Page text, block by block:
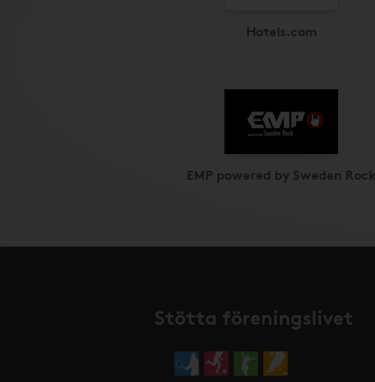
Hotels.com
EMP powered by Sweden Rock
Stötta föreningslivet